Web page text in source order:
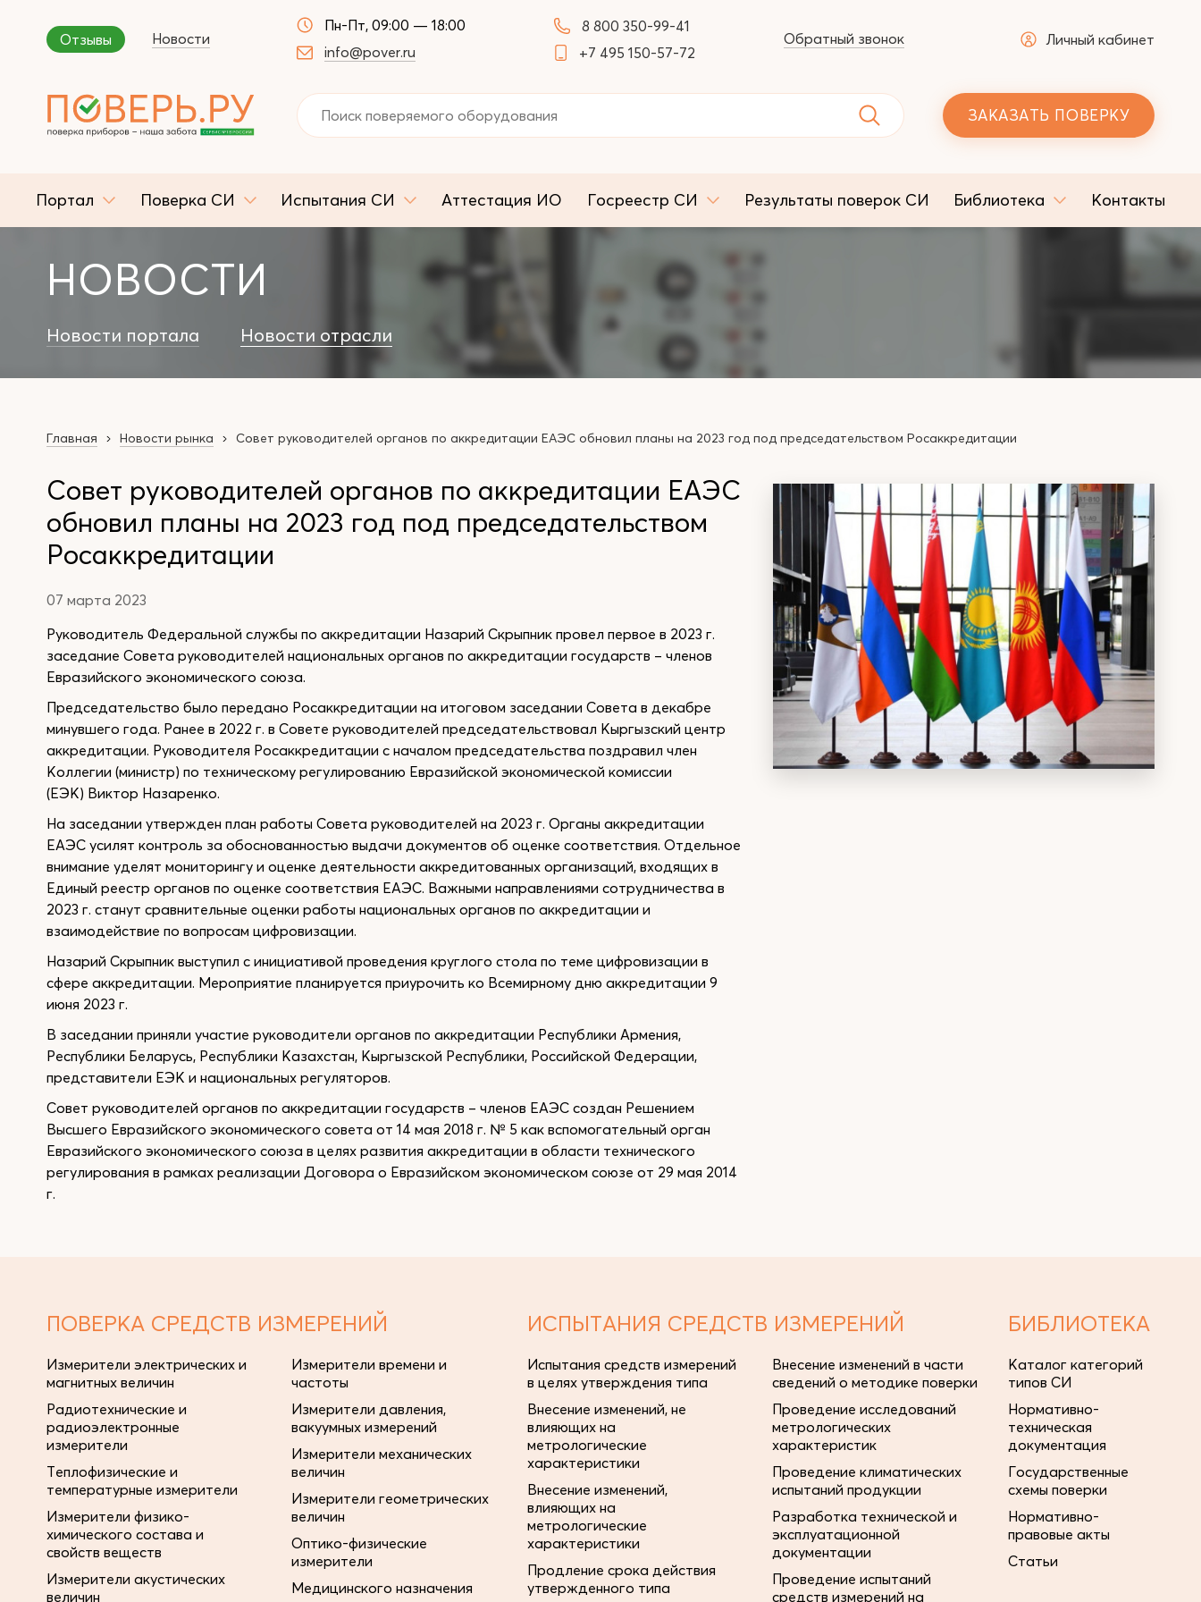
Отзывы Новости
Пн-Пт, 09:00 — 18:00
info@pover.ru
8 800 350-99-41
+7 495 150-57-72
Обратный звонок Личный кабинет
ЗАКАЗАТЬ ПОВЕРКУ
Портал Поверка СИ Испытания СИ Аттестация ИО Госреестр СИ Результаты поверок СИ Библиотека Контакты
НОВОСТИ
Новости портала Новости отрасли
Главная Новости рынка Совет руководителей органов по аккредитации ЕАЭС обновил планы на 2023 год под председательством Росаккредитации
Совет руководителей органов по аккредитации ЕАЭС
обновил планы на 2023 год под председательством
Росаккредитации
07 марта 2023
Руководитель Федеральной службы по аккредитации Назарий Скрыпник провел первое в 2023 г.
заседание Совета руководителей национальных органов по аккредитации государств – членов
Евразийского экономического союза.
Председательство было передано Росаккредитации на итоговом заседании Совета в декабре
минувшего года. Ранее в 2022 г. в Совете руководителей председательствовал Кыргызский центр
аккредитации. Руководителя Росаккредитации с началом председательства поздравил член
Коллегии (министр) по техническому регулированию Евразийской экономической комиссии
(ЕЭК) Виктор Назаренко.
На заседании утвержден план работы Совета руководителей на 2023 г. Органы аккредитации
ЕАЭС усилят контроль за обоснованностью выдачи документов об оценке соответствия. Отдельное
внимание уделят мониторингу и оценке деятельности аккредитованных организаций, входящих в
Единый реестр органов по оценке соответствия ЕАЭС. Важными направлениями сотрудничества в
2023 г. станут сравнительные оценки работы национальных органов по аккредитации и
взаимодействие по вопросам цифровизации.
Назарий Скрыпник выступил с инициативой проведения круглого стола по теме цифровизации в
сфере аккредитации. Мероприятие планируется приурочить ко Всемирному дню аккредитации 9
июня 2023 г.
В заседании приняли участие руководители органов по аккредитации Республики Армения,
Республики Беларусь, Республики Казахстан, Кыргызской Республики, Российской Федерации,
представители ЕЭК и национальных регуляторов.
Совет руководителей органов по аккредитации государств – членов ЕАЭС создан Решением
Высшего Евразийского экономического совета от 14 мая 2018 г. № 5 как вспомогательный орган
Евразийского экономического союза в целях развития аккредитации в области технического
регулирования в рамках реализации Договора о Евразийском экономическом союзе от 29 мая 2014
г.
ПОВЕРКА СРЕДСТВ ИЗМЕРЕНИЙ
Измерители электрических и
магнитных величин
Радиотехнические и
радиоэлектронные
измерители
Теплофизические и
температурные измерители
Измерители физико-
химического состава и
свойств веществ
Измерители акустических
величин
Измерители времени и
частоты
Измерители давления,
вакуумных измерений
Измерители механических
величин
Измерители геометрических
величин
Оптико-физические
измерители
Медицинского назначения
ИСПЫТАНИЯ СРЕДСТВ ИЗМЕРЕНИЙ
Испытания средств измерений
в целях утверждения типа
Внесение изменений, не
влияющих на
метрологические
характеристики
Внесение изменений,
влияющих на
метрологические
характеристики
Продление срока действия
утвержденного типа
Внесение изменений в части
сведений о методике поверки
Проведение исследований
метрологических
характеристик
Проведение климатических
испытаний продукции
Разработка технической и
эксплуатационной
документации
Проведение испытаний
средств измерений на
БИБЛИОТЕКА
Каталог категорий
типов СИ
Нормативно-
техническая
документация
Государственные
схемы поверки
Нормативно-
правовые акты
Статьи